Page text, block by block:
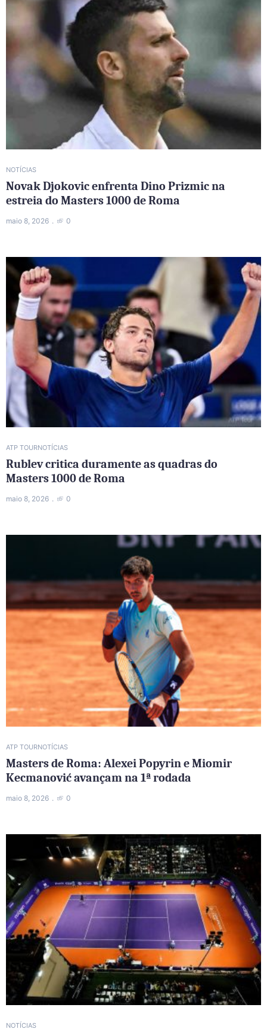
NOTÍCIAS
Novak Djokovic enfrenta Dino Prizmic na
estreia do Masters 1000 de Roma
maio 8, 2026 0
ATP TOURNOTÍCIAS
Rublev critica duramente as quadras do
Masters 1000 de Roma
maio 8, 2026 0
ATP TOURNOTÍCIAS
Masters de Roma: Alexei Popyrin e Miomir
Kecmanović avançam na 1ª rodada
maio 8, 2026 0
NOTÍCIAS